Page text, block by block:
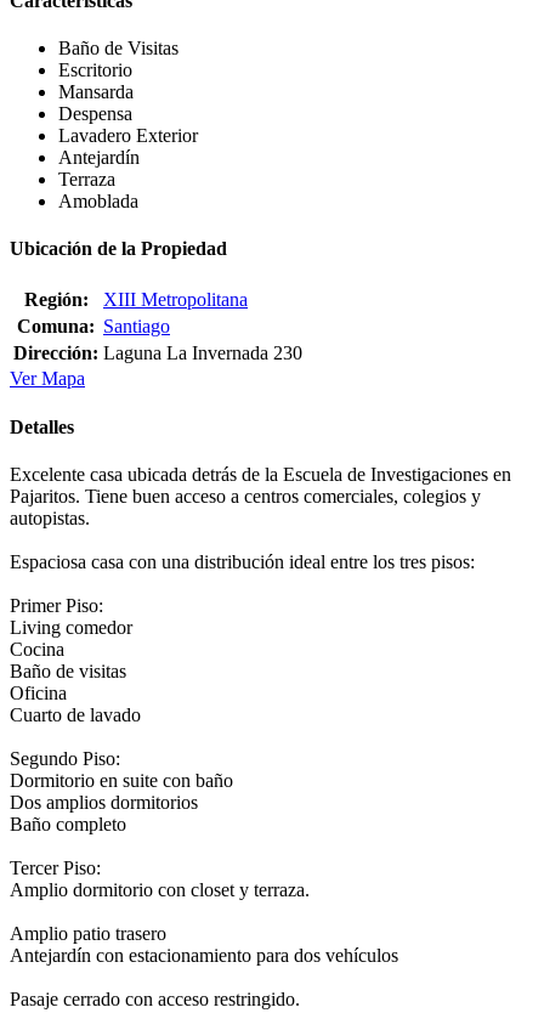
Baño de Visitas
Escritorio
Mansarda
Despensa
Lavadero Exterior
Antejardín
Terraza
Amoblada
Ubicación de la Propiedad
Región:
XIII Metropolitana
Comuna: Santiago
Dirección: Laguna La Invernada 230
Ver Mapa
Detalles
Excelente casa ubicada detrás de la Escuela de Investigaciones en
Pajaritos. Tiene buen acceso a centros comerciales, colegios y
autopistas.
Espaciosa casa con una distribución ideal entre los tres pisos:
Primer Piso:
Living comedor
Cocina
Baño de visitas
Oficina
Cuarto de lavado
Segundo Piso:
Dormitorio en suite con baño
Dos amplios dormitorios
Baño completo
Tercer Piso:
Amplio dormitorio con closet y terraza.
Amplio patio trasero
Antejardín con estacionamiento para dos vehículos
Pasaje cerrado con acceso restringido.